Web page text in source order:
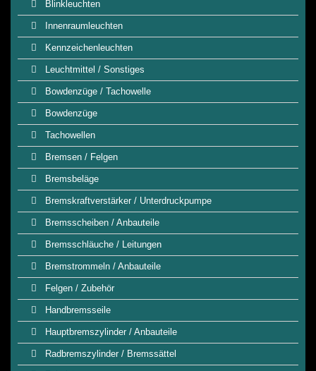
Blinkleuchten
Innenraumleuchten
Kennzeichenleuchten
Leuchtmittel / Sonstiges
Bowdenzüge / Tachowelle
Bowdenzüge
Tachowellen
Bremsen / Felgen
Bremsbeläge
Bremskraftverstärker / Unterdruckpumpe
Bremsscheiben / Anbauteile
Bremsschläuche / Leitungen
Bremstrommeln / Anbauteile
Felgen / Zubehör
Handbremsseile
Hauptbremszylinder / Anbauteile
Radbremszylinder / Bremssättel